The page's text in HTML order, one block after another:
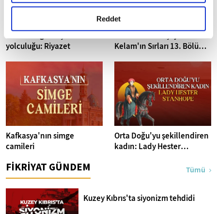
gerçekleştirilen veri işleme faaliyetleri ile ilgili daha
detaylı bilgi almak için lütfentıklayınız.
Reddet
Manevi olgunlaşma
yolculuğu: Riyazet
Abdulkerim Kuşeyri İlahi
Kelam'ın Sırları 13. Bölüm I
Kafkasya'nın simge
camileri
Orta Doğu'yu şekillendiren
kadın: Lady Hester
FİKRİYAT GÜNDEM Tümü
Kuzey Kıbrıs'ta siyonizm tehdidi